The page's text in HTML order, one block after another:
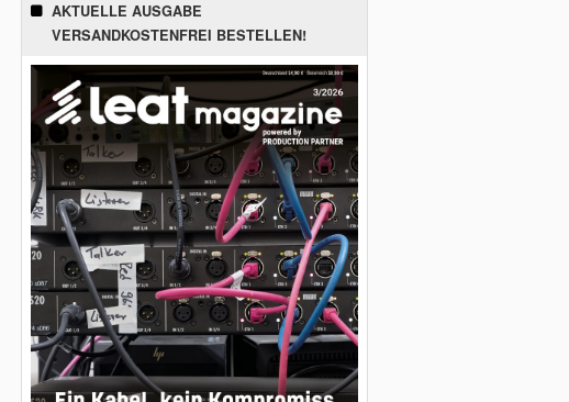
AKTUELLE AUSGABE
VERSANDKOSTENFREI BESTELLEN!